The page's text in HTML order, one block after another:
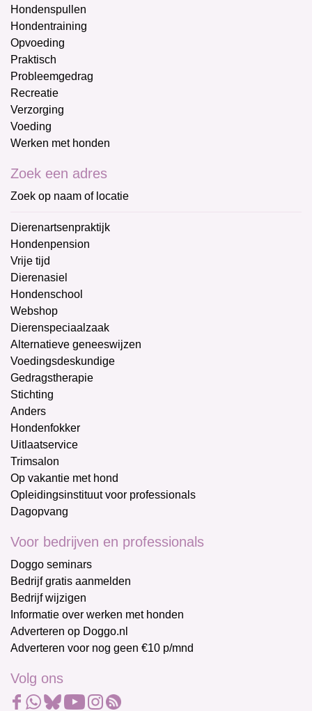
Hondenspullen
Hondentraining
Opvoeding
Praktisch
Probleemgedrag
Recreatie
Verzorging
Voeding
Werken met honden
Zoek een adres
Zoek op naam of locatie
Dierenartsenpraktijk
Hondenpension
Vrije tijd
Dierenasiel
Hondenschool
Webshop
Dierenspeciaalzaak
Alternatieve geneeswijzen
Voedingsdeskundige
Gedragstherapie
Stichting
Anders
Hondenfokker
Uitlaatservice
Trimsalon
Op vakantie met hond
Opleidingsinstituut voor professionals
Dagopvang
Voor bedrijven en professionals
Doggo seminars
Bedrijf gratis aanmelden
Bedrijf wijzigen
Informatie over werken met honden
Adverteren op Doggo.nl
Adverteren voor nog geen €10 p/mnd
Volg ons